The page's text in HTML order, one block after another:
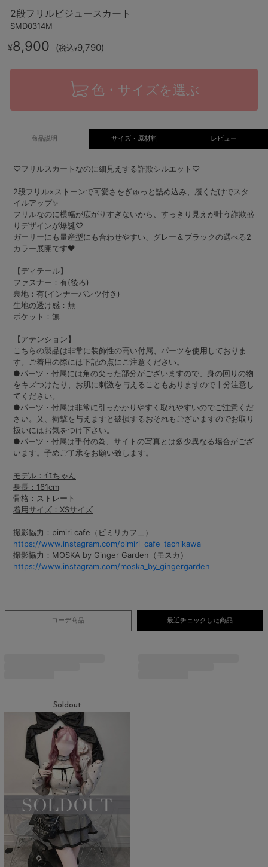
2段フリルビジュースカート
SMD0314M
¥8,900 (税込¥9,790)
色・サイズを選ぶ
商品説明 サイズ・原材料 レビュー
♡フリルスカートなのに細見えする詐欺シルエット♡
2段フリル×ストーンで可愛さをぎゅっと詰め込み、履くだけでスタ
イルアップ✨
フリルなのに横幅が広がりすぎないから、すっきり見えが叶う詐欺盛
りデザインが爆誕♡
ガーリーにも量産型にも合わせやすい、グレー＆ブラックの選べる2
カラー展開です🖤
【ディテール】
ファスナー：有(後ろ)
裏地：有(インナーパンツ付き)
生地の透け感：無
ポケット：無
【アテンション】
こちらの製品は非常に装飾性の高い付属、パーツを使用しておりま
す。ご着用の際には下記の点にご注意ください。
●パーツ・付属には角の尖った部分がございますので、身の回りの物
をキズつけたり、お肌に刺激を与えることもありますので十分注意し
てください。
●パーツ・付属は非常に引っかかりやすく取れやすいのでご注意くだ
さい。又、衝撃を与えますと破損するおそれもございますのでお取り
扱いにはお気をつけ下さい。
●パーツ・付属は手付の為、サイトの写真とは多少異なる場合がござ
います。予めご了承をお願い致します。
モデル：ｲﾓちゃん
身長：161cm
骨格：ストレート
着用サイズ：XSサイズ
撮影協力：pimiri cafe（ピミリカフェ）
https://www.instagram.com/pimiri_cafe_tachikawa
撮影協力：MOSKA by Ginger Garden（モスカ）
https://www.instagram.com/moska_by_gingergarden
コーデ商品 最近チェックした商品
Soldout